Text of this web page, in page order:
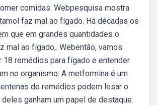
comidas. Webpesquisa mostra
faz mal ao fígado. Há décadas os
que em grandes quantidades o
mal ao fígado,. Webentão, vamos
18 remédios para fígado e entender
no organismo: A metformina é um
de remédios podem lesar o
ganham um papel de destaque.